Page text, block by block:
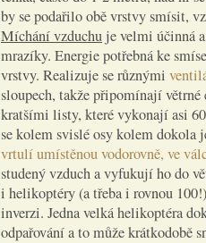
by se podařilo obě vrstvy smísit,
Míchání vzduchu je velmi účinná
mrazíky. Energie potřebná ke
vrstvy. Realizuje se různými
sloupech, takže připomínají
kratšími listy, které vykonají asi
se kolem svislé osy kolem dokola
vrtulí umístěnou vodorovně, ve
studený vzduch a vyfukují ho do
i helikoptéry (a třeba i rovnou
inverzi. Jedna velká helikoptéra
odpařování a to může krátkodobě